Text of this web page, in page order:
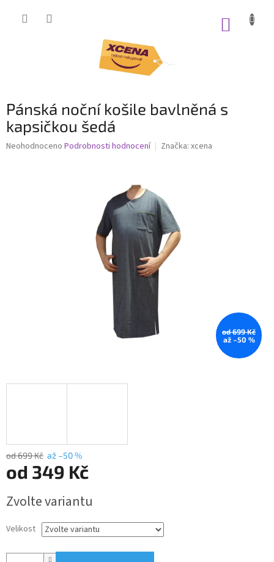
Pánská noční košile bavlněná s
kapsičkou šedá
Průměrné
Neohodnoceno Podrobnosti hodnocení Značka: xcena
od 699 Kč
až –50 %
od 699 Kč až –50 %
od 349 Kč
cena:
Zvolte variantu
Velikost